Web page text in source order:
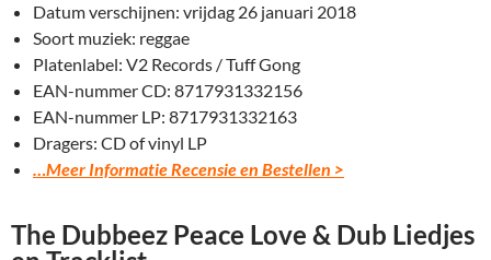
Datum verschijnen: vrijdag 26 januari 2018
Soort muziek: reggae
Platenlabel: V2 Records / Tuff Gong
EAN-nummer CD: 8717931332156
EAN-nummer LP: 8717931332163
Dragers: CD of vinyl LP
…Meer Informatie Recensie en Bestellen >
The Dubbeez Peace Love & Dub Liedjes